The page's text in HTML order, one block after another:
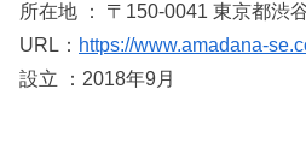
所在地 ： 〒150-0041 東京都渋
URL： https://www.amadana-
設立 ：2018年9月